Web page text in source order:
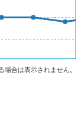
場合は表示されません。